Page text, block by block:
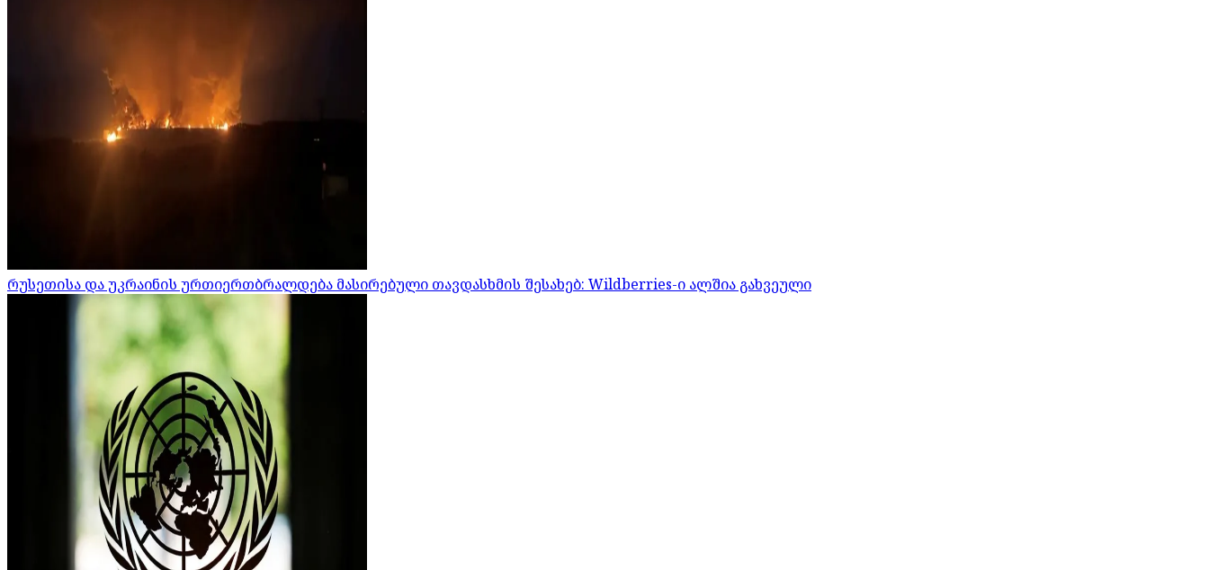
რუსეთისა და უკრაინის ურთიერთბრალდება მასირებული თავდასხმის შესახებ: Wildberries-ი ალშია გახვეული